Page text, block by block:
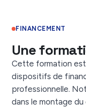
FINANCEMENT
Une
Cette formation
dispositifs de
professionnelle.
dans le montage du